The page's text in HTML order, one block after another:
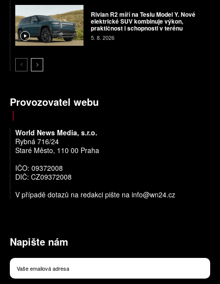
Rivian R2 míří na Teslu Model Y. Nové
elektrické SUV kombinuje výkon,
praktičnost i schopnosti v terénu
5. 8. 2026
Provozovatel webu
World News Media, s.r.o.
Rybná 716/24
Staré Město, 110 00 Praha
IČO: 09372008
DIČ: CZ09372008
V případě dotazů na redakci pište na info@wn24.cz
Napište nám